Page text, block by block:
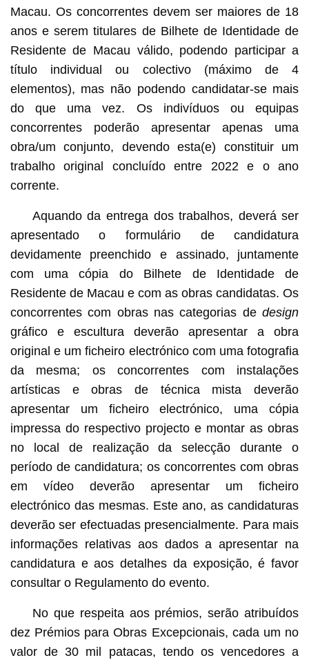
Macau. Os concorrentes devem ser maiores de 18
anos e serem titulares de Bilhete de Identidade de
Residente de Macau válido, podendo participar a
título individual ou colectivo (máximo de 4
elementos), mas não podendo candidatar-se mais
do que uma vez. Os indivíduos ou equipas
concorrentes poderão apresentar apenas uma
obra/um conjunto, devendo esta(e) constituir um
trabalho original concluído entre 2022 e o ano
corrente.
Aquando da entrega dos trabalhos, deverá ser
apresentado o formulário de candidatura
devidamente preenchido e assinado, juntamente
com uma cópia do Bilhete de Identidade de
Residente de Macau e com as obras candidatas. Os
concorrentes com obras nas categorias dedesign
gráfico e escultura deverão apresentar a obra
original e um ficheiro electrónico com uma fotografia
da mesma; os concorrentes com instalações
artísticas e obras de técnica mista deverão
apresentar um ficheiro electrónico, uma cópia
impressa do respectivo projecto e montar as obras
no local de realização da selecção durante o
período de candidatura; os concorrentes com obras
em vídeo deverão apresentar um ficheiro
electrónico das mesmas. Este ano, as candidaturas
deverão ser efectuadas presencialmente. Para mais
informações relativas aos dados a apresentar na
candidatura e aos detalhes da exposição, é favor
consultar o Regulamento do evento.
No que respeita aos prémios, serão atribuídos
dez Prémios para Obras Excepcionais, cada um no
valor de 30 mil patacas, tendo os vencedores a